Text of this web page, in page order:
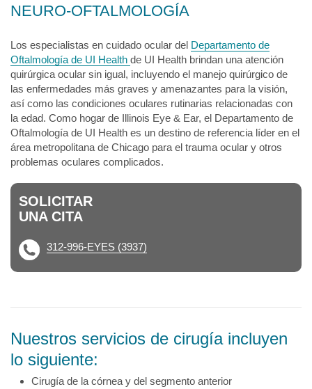
NEURO-OFTALMOLOGÍA
Los especialistas en cuidado ocular del Departamento de
Oftalmología de UI Health de UI Health brindan una atención
quirúrgica ocular sin igual, incluyendo el manejo quirúrgico de
las enfermedades más graves y amenazantes para la visión,
así como las condiciones oculares rutinarias relacionadas con
la edad. Como hogar de Illinois Eye & Ear, el Departamento de
Oftalmología de UI Health es un destino de referencia líder en el
área metropolitana de Chicago para el trauma ocular y otros
problemas oculares complicados.
SOLICITAR
UNA CITA
312-996-EYES (3937)
Nuestros servicios de cirugía incluyen
lo siguiente:
Cirugía de la córnea y del segmento anterior